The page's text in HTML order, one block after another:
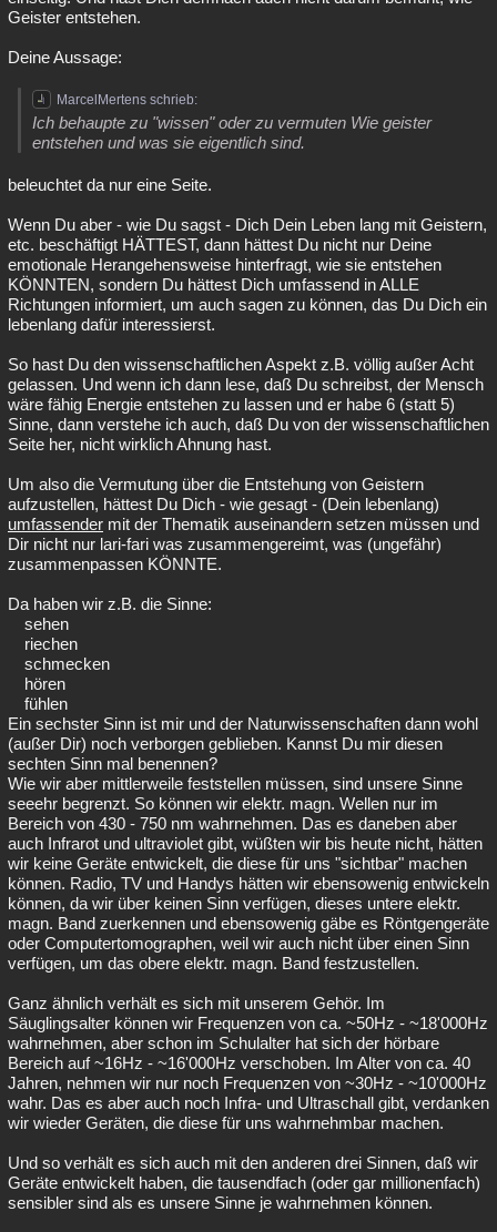
Geister entstehen.
Deine Aussage:
MarcelMertens schrieb:
Ich behaupte zu "wissen" oder zu vermuten Wie geister
entstehen und was sie eigentlich sind.
beleuchtet da nur eine Seite.
Wenn Du aber - wie Du sagst - Dich Dein Leben lang mit Geistern,
etc. beschäftigt HÄTTEST, dann hättest Du nicht nur Deine
emotionale Herangehensweise hinterfragt, wie sie entstehen
KÖNNTEN, sondern Du hättest Dich umfassend in ALLE
Richtungen informiert, um auch sagen zu können, das Du Dich ein
lebenlang dafür interessierst.
So hast Du den wissenschaftlichen Aspekt z.B. völlig außer Acht
gelassen. Und wenn ich dann lese, daß Du schreibst, der Mensch
wäre fähig Energie entstehen zu lassen und er habe 6 (statt 5)
Sinne, dann verstehe ich auch, daß Du von der wissenschaftlichen
Seite her, nicht wirklich Ahnung hast.
Um also die Vermutung über die Entstehung von Geistern
aufzustellen, hättest Du Dich - wie gesagt - (Dein lebenlang)
umfassender mit der Thematik auseinandern setzen müssen und
Dir nicht nur lari-fari was zusammengereimt, was (ungefähr)
zusammenpassen KÖNNTE.
Da haben wir z.B. die Sinne:
sehen
riechen
schmecken
hören
fühlen
Ein sechster Sinn ist mir und der Naturwissenschaften dann wohl
(außer Dir) noch verborgen geblieben. Kannst Du mir diesen
sechten Sinn mal benennen?
Wie wir aber mittlerweile feststellen müssen, sind unsere Sinne
seeehr begrenzt. So können wir elektr. magn. Wellen nur im
Bereich von 430 - 750 nm wahrnehmen. Das es daneben aber
auch Infrarot und ultraviolet gibt, wüßten wir bis heute nicht, hätten
wir keine Geräte entwickelt, die diese für uns "sichtbar" machen
können. Radio, TV und Handys hätten wir ebensowenig entwickeln
können, da wir über keinen Sinn verfügen, dieses untere elektr.
magn. Band zuerkennen und ebensowenig gäbe es Röntgengeräte
oder Computertomographen, weil wir auch nicht über einen Sinn
verfügen, um das obere elektr. magn. Band festzustellen.
Ganz ähnlich verhält es sich mit unserem Gehör. Im
Säuglingsalter können wir Frequenzen von ca. ~50Hz - ~18'000Hz
wahrnehmen, aber schon im Schulalter hat sich der hörbare
Bereich auf ~16Hz - ~16'000Hz verschoben. Im Alter von ca. 40
Jahren, nehmen wir nur noch Frequenzen von ~30Hz - ~10'000Hz
wahr. Das es aber auch noch Infra- und Ultraschall gibt, verdanken
wir wieder Geräten, die diese für uns wahrnehmbar machen.
Und so verhält es sich auch mit den anderen drei Sinnen, daß wir
Geräte entwickelt haben, die tausendfach (oder gar millionenfach)
sensibler sind als es unsere Sinne je wahrnehmen können.